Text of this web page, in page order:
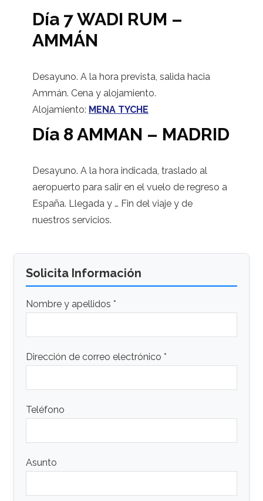
Día 7 WADI RUM –
AMMÁN
Desayuno. A la hora prevista, salida hacia
Ammán. Cena y alojamiento.
Alojamiento: MENA TYCHE
Día 8 AMMAN – MADRID
Desayuno. A la hora indicada, traslado al
aeropuerto para salir en el vuelo de regreso a
España. Llegada y … Fin del viaje y de
nuestros servicios.
Solicita Información
Nombre y apellidos *
Dirección de correo electrónico *
Teléfono
Asunto